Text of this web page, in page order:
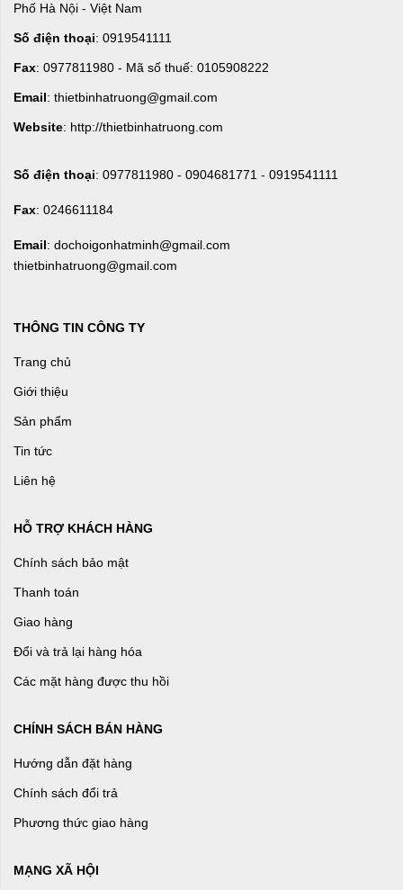
Phố Hà Nội - Việt Nam
Số điện thoại: 0919541111
Fax: 0977811980 - Mã số thuế: 0105908222
Email: thietbinhatruong@gmail.com
Website: http://thietbinhatruong.com
Số điện thoại: 0977811980 - 0904681771 - 0919541111
Fax: 0246611184
Email: dochoigonhatminh@gmail.com
thietbinhatruong@gmail.com
THÔNG TIN CÔNG TY
Trang chủ
Giới thiệu
Sản phẩm
Tin tức
Liên hệ
HỖ TRỢ KHÁCH HÀNG
Chính sách bảo mật
Thanh toán
Giao hàng
Đổi và trả lại hàng hóa
Các mặt hàng được thu hồi
CHÍNH SÁCH BÁN HÀNG
Hướng dẫn đặt hàng
Chính sách đổi trả
Phương thức giao hàng
MẠNG XÃ HỘI